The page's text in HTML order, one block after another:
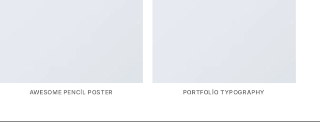
AWESOME PENCIL POSTER PORTFOLIO TYPOGRAPHY